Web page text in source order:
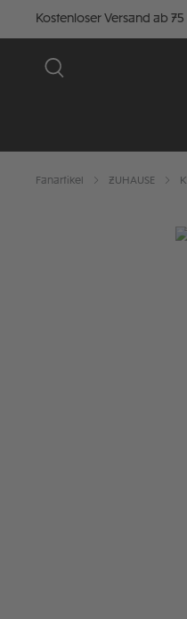
Kostenloser Versand ab 75
Fanartikel ZUHAUSE
Bildergalerie